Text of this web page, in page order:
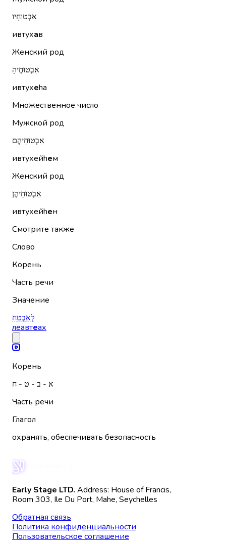
אִבְטוּחָיו
ивтухав
Женский род
אִבְטוּחֶיהָ
ивтухеhа
Множественное число
Мужской род
אִבְטוּחֵיהֶם
ивтухейhем
Женский род
אִבְטוּחֵיהֶן
ивтухейhен
Смотрите также
Слово
Корень
Часть речи
Значение
לְאַבְטֵחַ
леавтеах
Корень
א - ב - ט - ח
Часть речи
Глагол
охранять, обеспечивать безопасность
Early Stage LTD. Address: House of Francis,
Room 303, Ile Du Port, Mahe, Seychelles
Обратная связь
Политика конфиденциальности
Пользовательское соглашение